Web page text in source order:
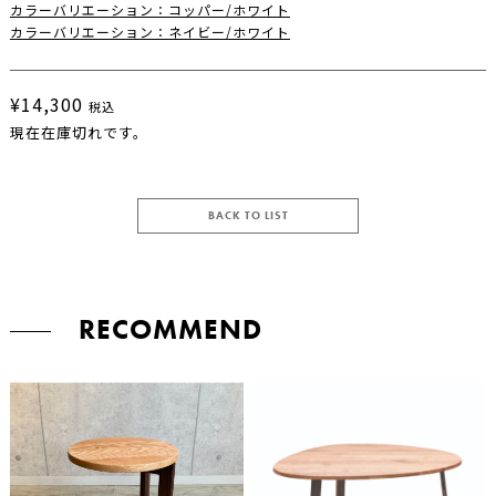
カラーバリエーション：コッパー/ホワイト
カラーバリエーション：ネイビー/ホワイト
¥14,300 税込
現在在庫切れです。
BACK TO LIST
RECOMMEND